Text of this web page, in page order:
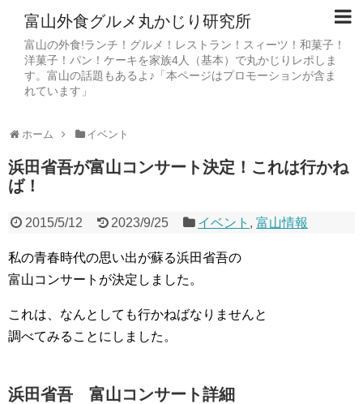
富山外食グルメ丸かじり研究所
富山の外食!ランチ！グルメ！レストラン！スィーツ！和菓子！
洋菓子！パン！ケーキを家族4人（基本）で丸かじりレポしま
す。富山の話題もあるよ♪「本ページはプロモーションが含ま
れています」
ホーム イベント
浜田省吾が富山コンサート決定！これは行かね
ば！
2015/5/12 2023/9/25 イベント ,富山情報
私の青春時代の思い出が蘇る浜田省吾の
富山コンサートが決定しました。
これは、なんとしても行かねばなりませんと
調べてみることにしました。
浜田省吾 富山コンサート詳細